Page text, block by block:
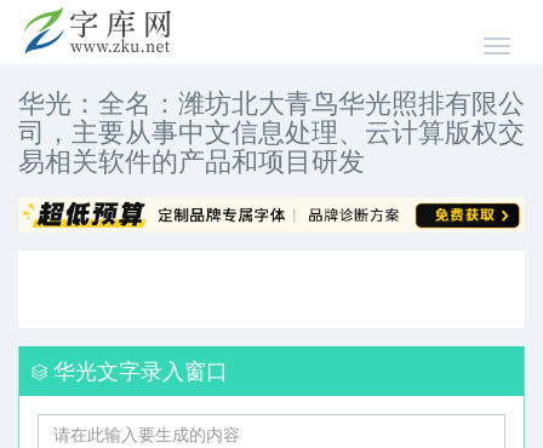
华光：全名：潍坊北大青鸟华光照排有限公
司，主要从事中文信息处理、云计算版权交
易相关软件的产品和项目研发
华光文字录入窗口